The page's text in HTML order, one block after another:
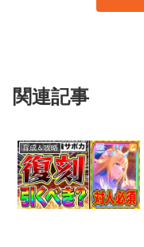
関連記事
育成＆攻略